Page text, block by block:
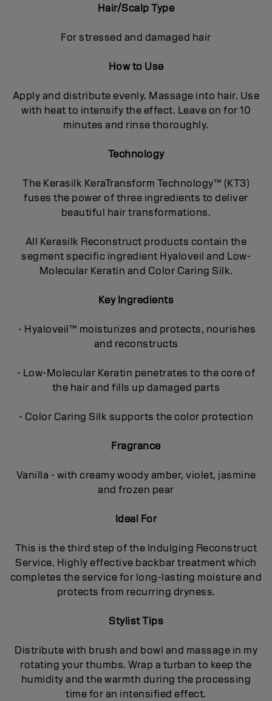
Hair/Scalp Type
For stressed and damaged hair
How to Use
Apply and distribute evenly. Massage into hair. Use
with heat to intensify the effect. Leave on for 10
minutes and rinse thoroughly.
Technology
The Kerasilk KeraTransform Technology™ (KT3)
fuses the power of three ingredients to deliver
beautiful hair transformations.
All Kerasilk Reconstruct products contain the
segment specific ingredient Hyaloveil and Low-
Molecular Keratin and Color Caring Silk.
Key Ingredients
- Hyaloveil™ moisturizes and protects, nourishes
and reconstructs
- Low-Molecular Keratin penetrates to the core of
the hair and fills up damaged parts
- Color Caring Silk supports the color protection
Fragrance
Vanilla - with creamy woody amber, violet, jasmine
and frozen pear
Ideal For
This is the third step of the Indulging Reconstruct
Service. Highly effective backbar treatment which
completes the service for long-lasting moisture and
protects from recurring dryness.
Stylist Tips
Distribute with brush and bowl and massage in my
rotating your thumbs. Wrap a turban to keep the
humidity and the warmth during the processing
time for an intensified effect.